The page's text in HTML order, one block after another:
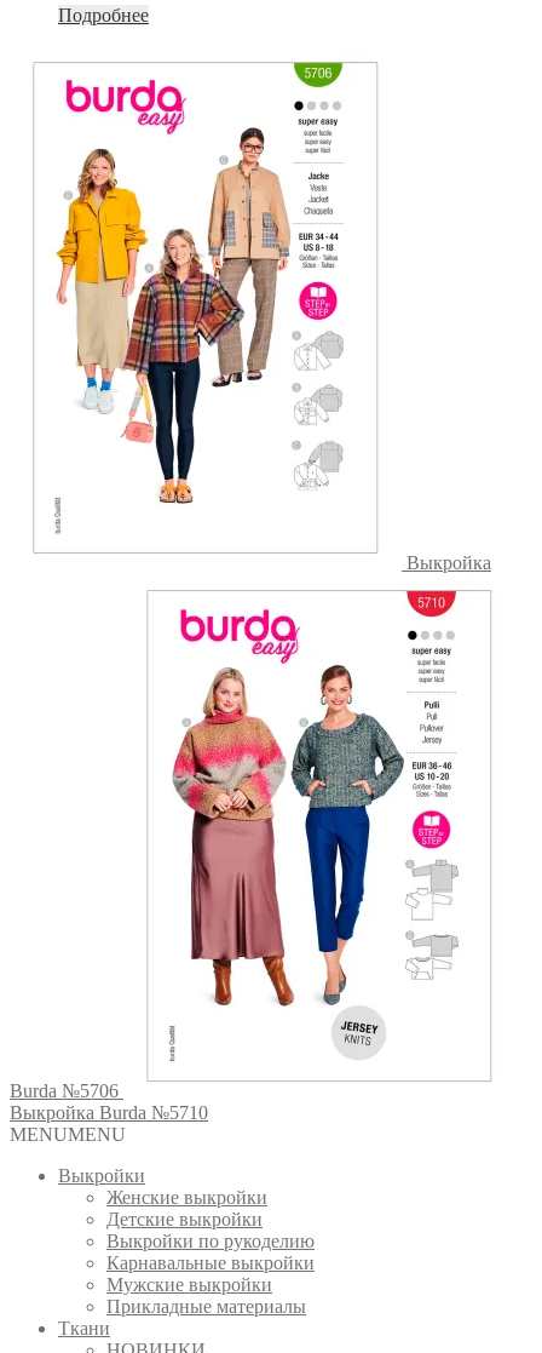
Подробнее
Выкройка
Burda №5706
Выкройка Burda №5710
MENUMENU
Выкройки
Женские выкройки
Детские выкройки
Выкройки по рукоделию
Карнавальные выкройки
Мужские выкройки
Прикладные материалы
Ткани